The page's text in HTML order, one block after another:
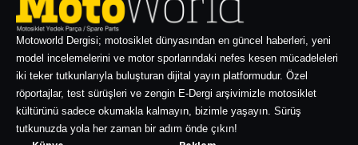
Motoworld Dergisi; motosiklet dünyasından en güncel haberleri, yeni
model incelemelerini ve motor sporlarındaki nefes kesen mücadeleleri
iki teker tutkunlarıyla buluşturan dijital yayın platformudur. Özel
röportajlar, test sürüşleri ve zengin E-Dergi arşivimizle motosiklet
kültürünü sadece okumakla kalmayın, bizimle yaşayın. Sürüş
tutkunuzda yola her zaman bir adım önde çıkın!